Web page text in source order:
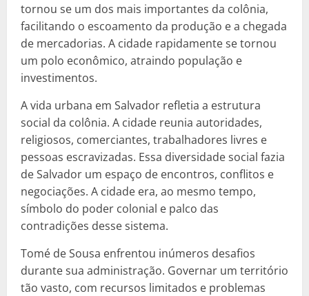
tornou se um dos mais importantes da colônia,
facilitando o escoamento da produção e a chegada
de mercadorias. A cidade rapidamente se tornou
um polo econômico, atraindo população e
investimentos.
A vida urbana em Salvador refletia a estrutura
social da colônia. A cidade reunia autoridades,
religiosos, comerciantes, trabalhadores livres e
pessoas escravizadas. Essa diversidade social fazia
de Salvador um espaço de encontros, conflitos e
negociações. A cidade era, ao mesmo tempo,
símbolo do poder colonial e palco das
contradições desse sistema.
Tomé de Sousa enfrentou inúmeros desafios
durante sua administração. Governar um território
tão vasto, com recursos limitados e problemas